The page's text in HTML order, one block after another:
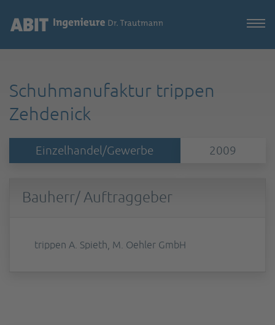
Schuhmanufaktur trippen
Zehdenick
Einzelhandel/Gewerbe 2009
Bauherr/ Auftraggeber
trippen A. Spieth, M. Oehler GmbH